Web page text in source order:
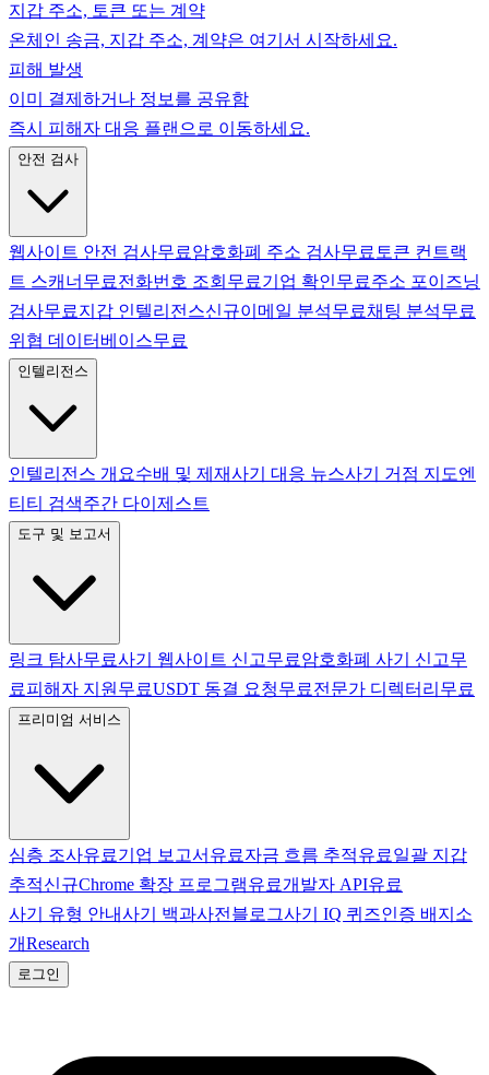
지갑 주소, 토큰 또는 계약
온체인 송금, 지갑 주소, 계약은 여기서 시작하세요.
피해 발생
이미 결제하거나 정보를 공유함
즉시 피해자 대응 플랜으로 이동하세요.
안전 검사
웹사이트 안전 검사무료암호화폐 주소 검사무료 토큰 컨트랙
트 스캐너 무료전화번호 조회 무료기업 확인무료주소 포이즈닝
검사무료지갑 인텔리전스신규이메일 분석무료채팅 분석무료
위협 데이터베이스무료
인텔리전스
인텔리전스 개요수배 및 제재사기 대응 뉴스사기 거점 지도엔
티티 검색주간 다이제스트
도구 및 보고서
링크 탐사무료사기 웹사이트 신고무료암호화폐 사기 신고무
료피해자 지원 무료USDT 동결 요청무료전문가 디렉터리 무료
프리미엄 서비스
심층 조사유료기업 보고서 유료자금 흐름 추적유료일괄 지갑
추적신규Chrome 확장 프로그램유료개발자 API유료
사기 유형 안내사기 백과사전 블로그사기 IQ 퀴즈인증 배지 소
개Research
로그인